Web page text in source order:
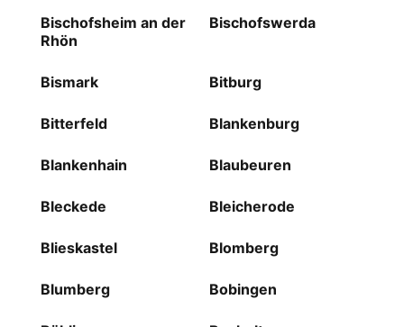
Bischofsheim an der
Rhön
Bischofswerda
Bismark Bitburg
Bitterfeld Blankenburg
Blankenhain Blaubeuren
Bleckede Bleicherode
Blieskastel Blomberg
Blumberg Bobingen